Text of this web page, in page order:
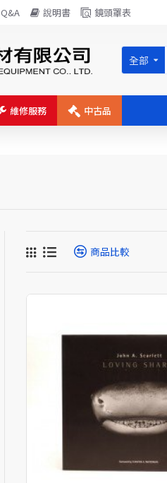
Q&A 說明書 鏡頭罩表
全部
維修服務 中古品
商品比較